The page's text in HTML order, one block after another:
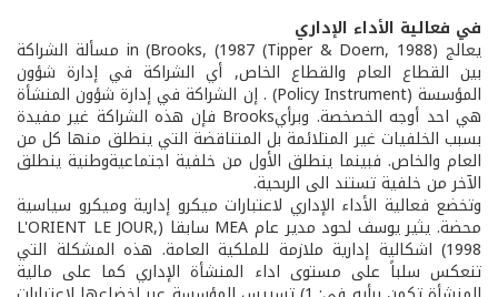
في فعالية الأداء الإداري
يعالج (Tipper & Doern, 1988) in (Brooks, (1987 مسألة الشراكة
بين القطاع العام والقطاع الخاص, أي الشراكة في إدارة شؤون
المؤسسة (Policy Instrument) . إن الشراكة في إدارة شؤون المنشأة
هي احد أوجه الخصخصة. وبرأيBrooks فإن هذه الشراكة غير مفيدة
بسبب الخلفيات غير المتلائمة بل المتناقضة التي ينطلق منها كل من
العام والخاص. فبينما ينطلق الأول من خلفية اجتماعية­وطنية ينطلق
الآخر من خلفية تستند الى الربحية.
وتخضع فعالية الأداء الإداري لاعتبارات ميكرو إدارية وميكرو سياسية
محضة. يثير يوسف لحود مدير عام MEA سابقا (L'ORIENT LE JOUR,
1998) اشكالية إدارية ملازمة للملكية العامة. هذه المشكلة التي
تنعكس سلباً على مستوى اداء المنشأة الإداري كما على مالية